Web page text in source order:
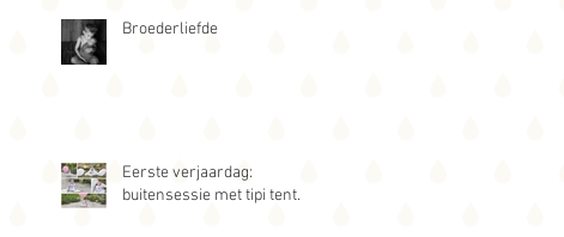
Broederliefde
Eerste verjaardag:
buitensessie met tipi tent.